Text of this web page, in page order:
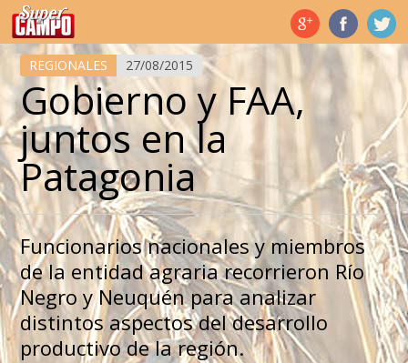
Temas de hoy
REGIONALES 27/08/2015
Gobierno y FAA,
juntos en la
Patagonia
Funcionarios nacionales y miembros
de la entidad agraria recorrieron Río
Negro y Neuquén para analizar
distintos aspectos del desarrollo
productivo de la región.